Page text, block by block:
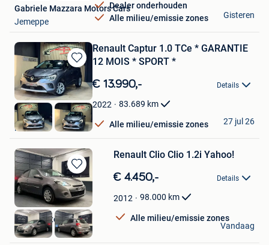
Dealer onderhouden
Alle milieu/emissie zones
Gabriele Mazzara Motors Cars
Jemeppe
Gisteren
Bewaren
in
Mijn
Favorieten
Renault Captur 1.0 TCe * GARANTIE
12 MOIS * SPORT *
€ 13.990,- Details
2022 83.689 km
Alle milieu/emissie zones
A.B Cars
Herstal
27 jul 26
Bewaren
in
Mijn
Favorieten
Renault Clio Clio 1.2i Yahoo!
€ 4.450,- Details
2012 98.000 km
Alle milieu/emissie zones
Intact Motors
Mechelen
Vandaag